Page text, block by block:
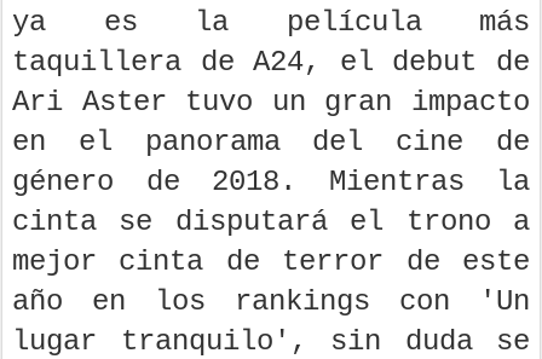
ya es la película más
taquillera de A24, el debut de
Ari Aster tuvo un gran impacto
en el panorama del cine de
género de 2018. Mientras la
cinta se disputará el trono a
mejor cinta de terror de este
año en los rankings con 'Un
lugar tranquilo', sin duda se